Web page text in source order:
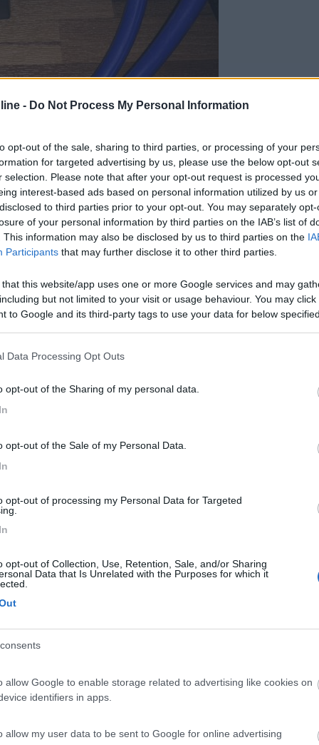
- Do Not Process My Personal Information
opt-out of the sale, sharing to third parties, or processing of your
for targeted advertising by us, please use the below opt-out
selection. Please note that after your opt-out request is processed
interest-based ads based on personal information utilized by us
to third parties prior to your opt-out. You may separately
of your personal information by third parties on the IAB’s list of
This information may also be disclosed by us to third parties on the
Participants that may further disclose it to other third parties.
that this website/app uses one or more Google services and may
but not limited to your visit or usage behaviour. You may
to Google and its third-party tags to use your data for below
Data Processing Opt Outs
opt-out of the Sharing of my personal data.
opt-out of the Sale of my Personal Data.
opt-out of processing my Personal Data for Targeted
opt-out of Collection, Use, Retention, Sale, and/or Sharing
Data that Is Unrelated with the Purposes for which it
allow Google to enable storage related to advertising like cookies on
identifiers in apps.
allow my user data to be sent to Google for online advertising
un pochino ed è attaccato ma non so dove perché infila in una
uno a te.
a vedere se c'è l'altro capo dove Laika ha previsto il
questo caso se apri un rubinetto dovrebbe "tirare aria".